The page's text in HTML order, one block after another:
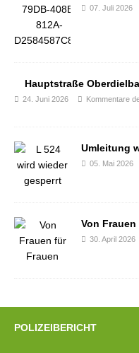
07. Juli 2026
Hauptstraße
24. Juni 2026 Kommentare
Umleitung
05. Mai 2026
Von
30. April 2026
POLIZEIBERICHT